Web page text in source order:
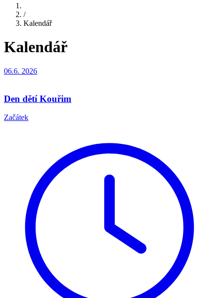
/
Kalendář
Kalendář
06.6. 2026
Den dětí Kouřim
Začátek